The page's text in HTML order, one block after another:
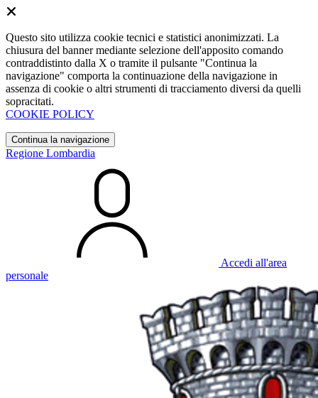
Questo sito utilizza cookie tecnici e statistici anonimizzati. La
chiusura del banner mediante selezione dell'apposito comando
contraddistinto dalla X o tramite il pulsante "Continua la
navigazione" comporta la continuazione della navigazione in
assenza di cookie o altri strumenti di tracciamento diversi da quelli
sopracitati.
COOKIE POLICY
Continua la navigazione
Regione Lombardia
Accedi all'area
personale